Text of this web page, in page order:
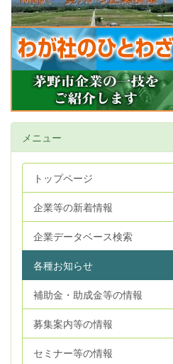
メニュー
トップページ
企業等の新着情報
企業データベース検索
各種お知らせ
補助金・助成金等の情報
募集案内等の情報
セミナー等の情報